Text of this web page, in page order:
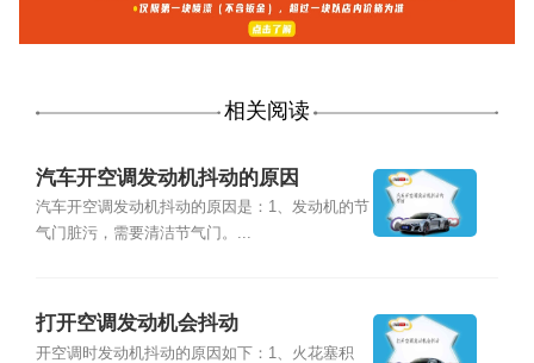
相关阅读
汽车开空调发动机抖动的原因
汽车开空调发动机抖动的原因是：1、发动机的节
气门脏污，需要清洁节气门。...
打开空调发动机会抖动
开空调时发动机抖动的原因如下：1、火花塞积